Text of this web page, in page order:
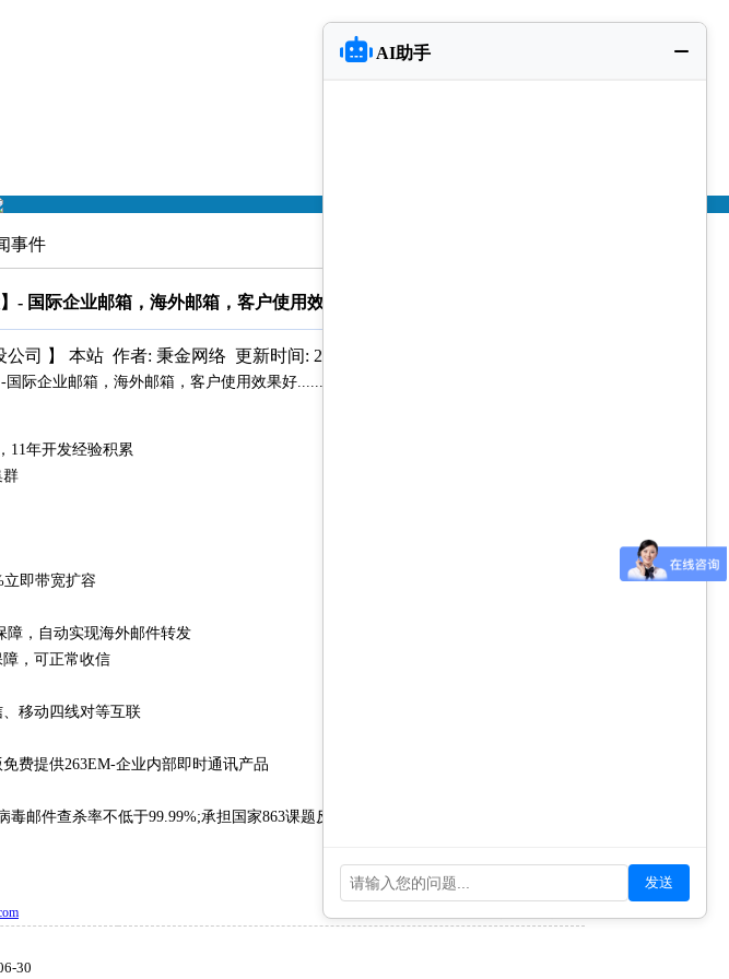
事件
- 国际企业邮箱，海外邮箱，客户使用效果好
公司 】 本站 作者: 秉金网络 更新时间: 2016-05-19
...................
11年开发经验积累
群
即带宽扩容
障，自动实现海外邮件转发
，可正常收信
移动四线对等互联
费提供263EM-企业内部即时通讯产品
邮件查杀率不低于99.99%;承担国家863课题反垃圾邮件项目;中国互联网协会反垃圾
30
AI助手
发送